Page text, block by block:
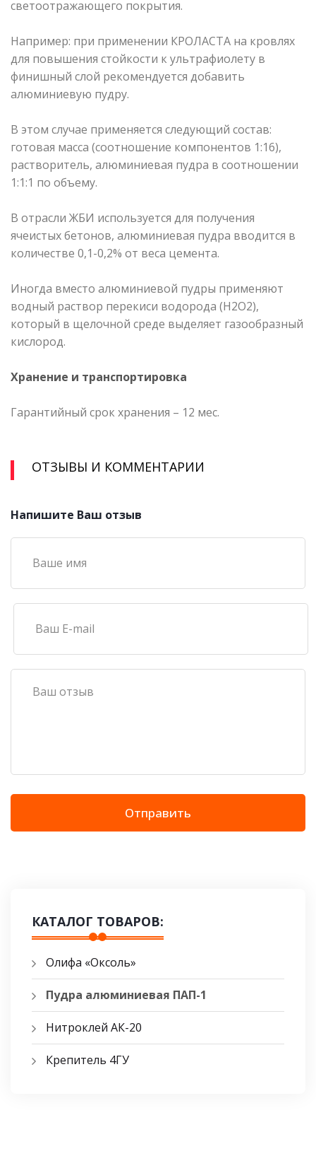
светоотражающего покрытия.
Например: при применении КРОЛАСТА на кровлях
для повышения стойкости к ультрафиолету в
финишный слой рекомендуется добавить
алюминиевую пудру.
В этом случае применяется следующий состав:
готовая масса (соотношение компонентов 1:16),
растворитель, алюминиевая пудра в соотношении
1:1:1 по объему.
В отрасли ЖБИ используется для получения
ячеистых бетонов, алюминиевая пудра вводится в
количестве 0,1-0,2% от веса цемента.
Иногда вместо алюминиевой пудры применяют
водный раствор перекиси водорода (Н2О2),
который в щелочной среде выделяет газообразный
кислород.
Хранение и транспортировка
Гарантийный срок хранения – 12 мес.
ОТЗЫВЫ И КОММЕНТАРИИ
Напишите Ваш отзыв
Отправить
КАТАЛОГ ТОВАРОВ:
Олифа «Оксоль»
Пудра алюминиевая ПАП-1
Нитроклей АК-20
Крепитель 4ГУ